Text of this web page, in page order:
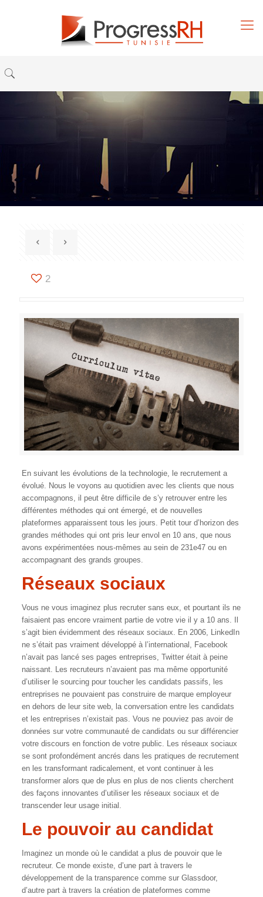
2
En suivant les évolutions de la technologie, le recrutement a
évolué. Nous le voyons au quotidien avec les clients que nous
accompagnons, il peut être difficile de s’y retrouver entre les
différentes méthodes qui ont émergé, et de nouvelles
plateformes apparaissent tous les jours. Petit tour d’horizon des
grandes méthodes qui ont pris leur envol en 10 ans, que nous
avons expérimentées nous-mêmes au sein de 231e47 ou en
accompagnant des grands groupes.
Réseaux sociaux
Vous ne vous imaginez plus recruter sans eux, et pourtant ils ne
faisaient pas encore vraiment partie de votre vie il y a 10 ans. Il
s’agit bien évidemment des réseaux sociaux. En 2006, LinkedIn
ne s’était pas vraiment développé à l’international, Facebook
n’avait pas lancé ses pages entreprises, Twitter était à peine
naissant. Les recruteurs n’avaient pas ma même opportunité
d’utiliser le sourcing pour toucher les candidats passifs, les
entreprises ne pouvaient pas construire de marque employeur
en dehors de leur site web, la conversation entre les candidats
et les entreprises n’existait pas. Vous ne pouviez pas avoir de
données sur votre communauté de candidats ou sur différencier
votre discours en fonction de votre public. Les réseaux sociaux
se sont profondément ancrés dans les pratiques de recrutement
en les transformant radicalement, et vont continuer à les
transformer alors que de plus en plus de nos clients cherchent
des façons innovantes d’utiliser les réseaux sociaux et de
transcender leur usage initial.
Le pouvoir au candidat
Imaginez un monde où le candidat a plus de pouvoir que le
recruteur. Ce monde existe, d’une part à travers le
développement de la transparence comme sur Glassdoor,
d’autre part à travers la création de plateformes comme